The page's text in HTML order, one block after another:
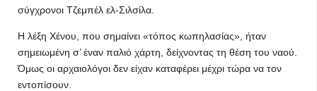
σύγχρονοι Τζεμπέλ ελ-Σιλσίλα.
Η λέξη Χένου, που σημαίνει «τόπος κωπηλασίας», ήταν
σημειωμένη σ’ έναν παλιό χάρτη, δείχνοντας τη θέση του ναού.
Όμως οι αρχαιολόγοι δεν είχαν καταφέρει μέχρι τώρα να τον
εντοπίσουν.